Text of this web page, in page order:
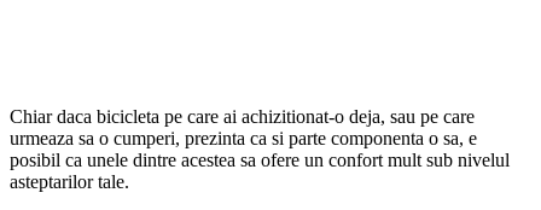
Chiar daca bicicleta pe care ai achizitionat-o deja, sau pe care
urmeaza sa o cumperi, prezinta ca si parte componenta o sa, e
posibil ca unele dintre acestea sa ofere un confort mult sub nivelul
asteptarilor tale.